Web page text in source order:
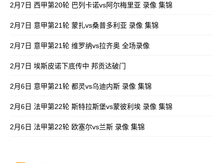
2月7日 西甲第20轮 巴列卡诺vs阿尔梅里亚 录像 集锦
2月7日 意甲第21轮 蒙扎vs桑普多利亚 录像 集锦
2月7日 意甲第21轮 维罗纳vs拉齐奥 全场录像
2月7日 埃斯皮诺下底传中 邦贡达破门
2月6日 意甲第21轮 都灵vs乌迪内斯 录像 集锦
2月6日 法甲第22轮 斯特拉斯堡vs蒙彼利埃 录像 集锦
2月6日 法甲第22轮 欧塞尔vs兰斯 录像 集锦